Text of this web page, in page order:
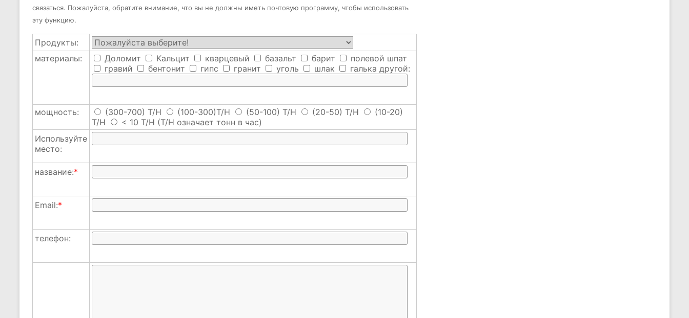
связаться. Пожалуйста, обратите внимание, что вы не должны иметь почтовую программу, чтобы использовать
эту функцию.
Продукты:
материалы:
Доломит Кальцит кварцевый базальт барит
полевой шпат
гравий
бентонит гипс гранит уголь шлак галька другой:
мощность: (300-700) T/H (100-300)T/H (50-100) T/H (20-50) T/H
(10-20)
T/H
< 10 T/H (T/H означает тонн в час)
Используйте
место:
название:*
Email:*
телефон: